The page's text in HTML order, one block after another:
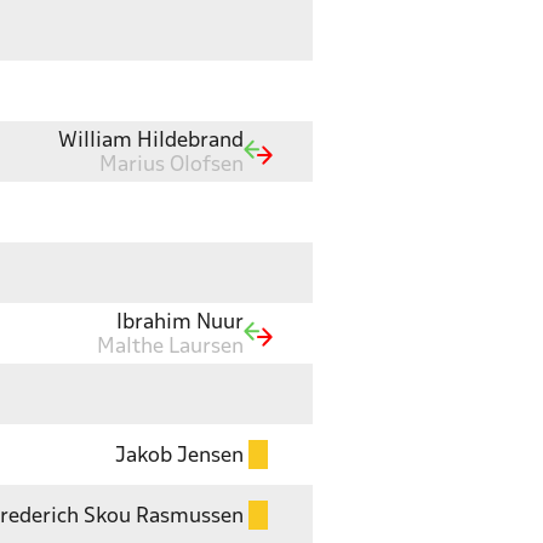
William Hildebrand
Marius Olofsen
Ibrahim Nuur
Malthe Laursen
Jakob Jensen
Skou Rasmussen